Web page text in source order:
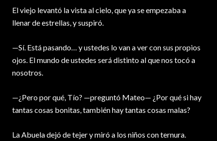
El viejo levantó la vista al cielo, que ya se empezaba a
llenar de estrellas, y suspiró.
—Sí. Está pasando… y ustedes lo van a ver con sus propios
ojos. El mundo de ustedes será distinto al que nos tocó a
nosotros.
—¿Pero por qué, Tío? —preguntó Mateo— ¿Por qué si hay
tantas cosas bonitas, también hay tantas cosas malas?
La Abuela dejó de tejer y miró a los niños con ternura.